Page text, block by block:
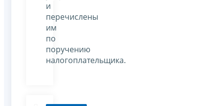
и
перечислены
им
по
поручению
налогоплательщика.